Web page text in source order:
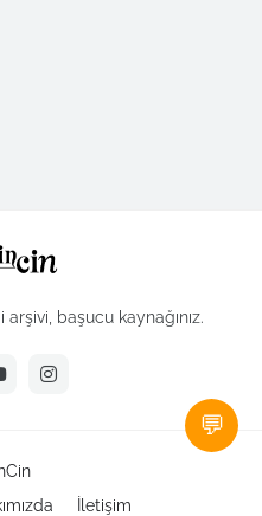
başucu kaynağınız.
İletişim
💬